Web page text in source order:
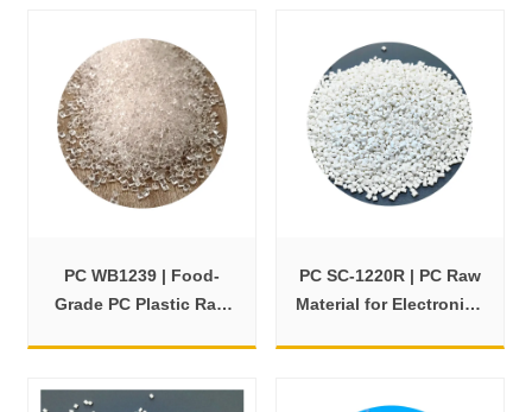
PC WB1239 | Food-
Grade PC Plastic Raw
PC SC-1220R | PC Raw
Material for Electronics